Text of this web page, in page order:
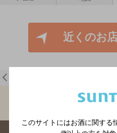
近くのお
大阪府 Ｆｉ
このサイトにはお酒に関する